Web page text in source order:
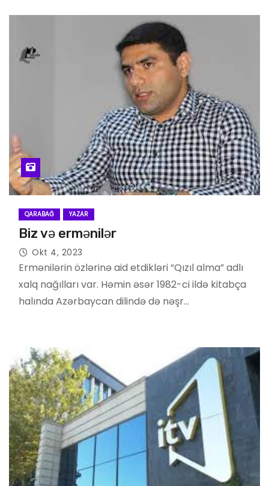
QARABAĞ YAZAR
Biz və ermənilər
Okt 4, 2023
Ermənilərin özlərinə aid etdikləri “Qızıl alma” adlı
xalq nağılları var. Həmin əsər 1982-ci ildə kitabça
halında Azərbaycan dilində də nəşr…